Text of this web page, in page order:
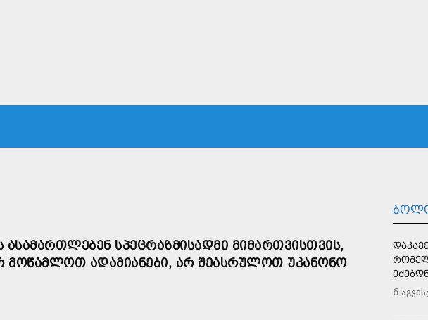
ᲡᲞᲔᲪᲠᲐᲖᲛᲘᲡᲐᲓᲛᲘ ᲛᲘᲛᲐᲠᲗᲕᲘᲡᲗᲕᲘᲡ,
ᲐᲓᲐᲛᲘᲐᲜᲔᲑᲘ, ᲐᲠ ᲨᲔᲐᲡᲠᲣᲚᲝᲗ ᲣᲙᲐᲜᲝᲜᲝ
6